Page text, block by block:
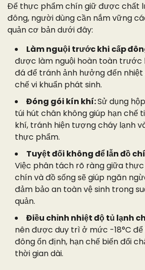
Để thực phẩm chín giữ được chất
đông, người dùng cần nắm vững
quản cơ bản dưới đây:
Làm nguội trước khi cấp
được làm nguội hoàn toàn trước
đá để tránh ảnh hưởng đến
chế vi khuẩn phát sinh.
Đóng gói kín khí:Sử dụng
túi hút chân không giúp hạn chế
khí, tránh hiện tượng cháy lạnh
thực phẩm.
Tuyệt đối không để lẫn đồ
Việc phân tách rõ ràng giữa
chín và đồ sống sẽ giúp ngăn
đảm bảo an toàn vệ sinh trong
quản.
Điều chỉnh nhiệt độ tủ lạnh
nên được duy trì ở mức -18°C
đông ổn định, hạn chế biến đổi
thời gian dài.